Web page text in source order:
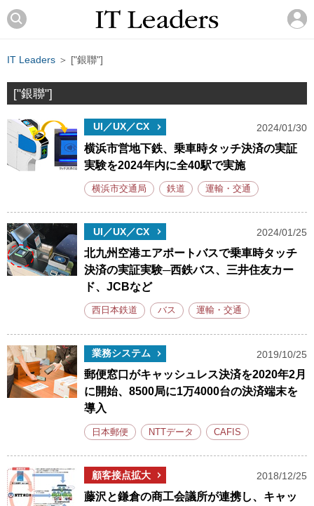
IT Leaders ＞ ["銀聯"]
["銀聯"]
UI／UX／CX 2024/01/30
横浜市営地下鉄、乗車時タッチ決済の実証
実験を2024年内に全40駅で実施
横浜市交通局 鉄道 運輸・交通
UI／UX／CX 2024/01/25
北九州空港エアポートバスで乗車時タッチ
決済の実証実験─西鉄バス、三井住友カー
ド、JCBなど
西日本鉄道 バス 運輸・交通
業務システム 2019/10/25
郵便窓口がキャッシュレス決済を2020年2月
に開始、8500局に1万4000台の決済端末を
導入
日本郵便 NTTデータ CAFIS
顧客接点拡大 2018/12/25
藤沢と鎌倉の商工会議所が連携し、キャッ